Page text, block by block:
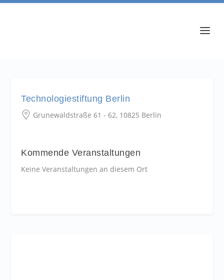
Technologiestiftung Berlin
Grunewaldstraße 61 - 62, 10825 Berlin
Kommende Veranstaltungen
Keine Veranstaltungen an diesem Ort